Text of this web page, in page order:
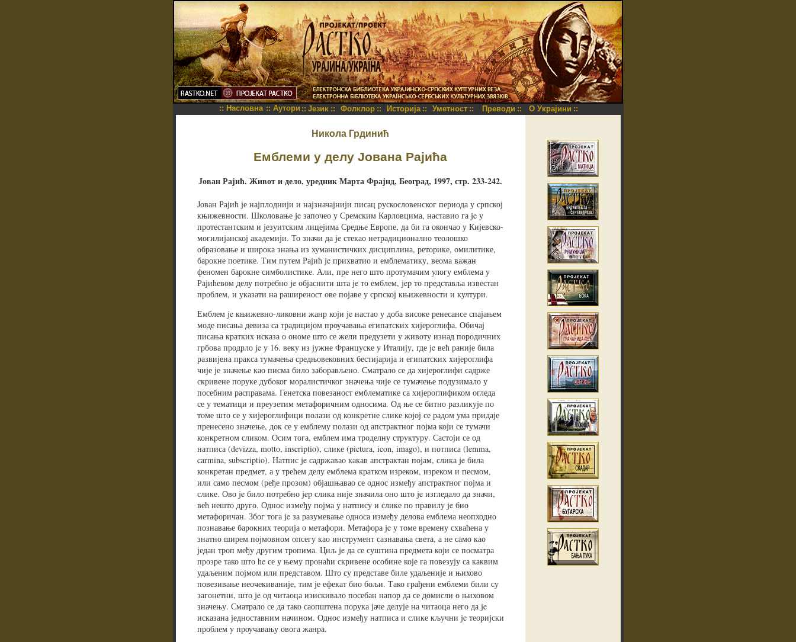
:: Насловна :: Аутори :: Језик :: Фолклор :: Историја :: Уметност :: Преводи :: O Украјини ::
Никола Грдинић
Емблеми у делу Joвaнa Рајића
Јован Рајић. Живот и дело, уредник Марта Фрајнд, Београд, 1997, стр. 233-242.
Јован Рајић је најплоднији и најзначајнији писац рускословенског периода у српској
књижевности. Школовање je започео у Сремским Карловцима, наставио га je у
протестантским и језуитским лицејима Средње Европе, да би га окончао у Кијевско-
могилијанској академији. То значи да je стекао нетрадиционално теолошко
образовање и широка знања из хуманистичких дисциплина, реторике, омилитике,
барокне поетике. Тим путем Рајић je прихватио и емблематику, веома важан
феномен барокне симболистике. Али, пре него што протумачим улогу емблема у
Рајићевом делу потребно je објаснити шта je то емблем, jep то представља известан
проблем, и указати на раширеност ове појаве у српској књижевности и култури.
Емблем je књижевно-ликовни жанр који je настао у доба високе ренесансе спајањем
моде писања девиза са традицијом проучавања египатских хијероглифа. Обичај
писања кратких исказа о ономе што се жели предузети у животу изнад породичних
грбова продрло je у 16. веку из јужне Француске у Италију, где je већ раније била
развијена пракса тумачења средњовековних бестијарија и египатских хијероглифа
чије је значење као писма било заборављено. Сматрало се да хијероглифи садрже
скривене поруке дубоког моралистичког значења чије се тумачење подузимало у
посебним расправама. Генетска повезаност емблематике са хијероглификом огледа
се у тематици и преузетим метафоричним односима. Од ње се битно разликује по
томе што се у хијероглифици полази од конкретне слике којој се радом ума придаје
пренесено значење, док се у емблему полази од апстрактног појма који се тумачи
конкретном сликом. Осим тога, емблем има троделну структуру. Састоји се од
натписа (devizza, motto, inscriptio), слике (pictura, icon, imago), и потписа (lemma,
carmina, subscriptio). Натпис je садржавао какав апстрактан појам, слика je била
конкретан предмет, а у трећем делу емблема кратком изреком, изреком и песмом,
или само песмом (ређе прозом) објашњавао се однос између апстрактног појма и
слике. Ово je било потребно jep слика није значила оно што je изгледало да значи,
већ нешто друго. Однос између појма у натпису и слике по правилу je био
метафоричан. Због тога je за разумевање односа између делова емблема неопходно
познавање барокних теорија о метафори. Метафора je у томе времену схваћена у
знатно ширем појмовном опсегу као инструмент сазнавања света, а не само као
један троп међу другим тропима. Циљ je да се суштина предмета који се посматра
прозре тако што he се у њему пронаћи скривене особине које га повезују са каквим
удаљеним појмом или представом. Што су представе биле удаљеније и њихово
повезивање неочекиваније, тим је ефекат био бољи. Тако грађени емблеми били су
загонетни, што je од читаоца изискивало посебан напор да се домисли о њиховом
значењу. Сматрало се да тако саопштена порука јаче делује на читаоца него да je
исказана једноставним начином. Однос између натписа и слике кључни je теоријски
проблем у проучавању овога жанра.